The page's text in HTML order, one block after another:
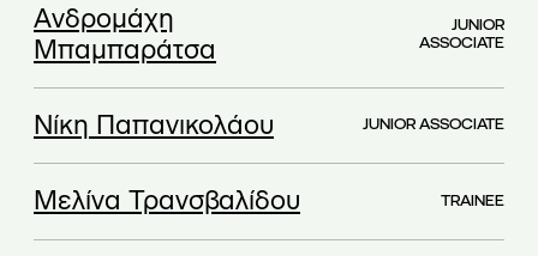
Ανδρομάχη
Μπαμπαράτσα
JUNIOR
ASSOCIATE
Νίκη Παπανικολάου JUNIOR ASSOCIATE
Μελίνα Τρανσβαλίδου TRAINEE